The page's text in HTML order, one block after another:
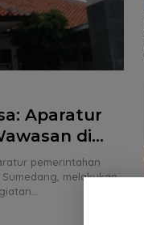
Aparatur
di
pemerintahan
melakukan